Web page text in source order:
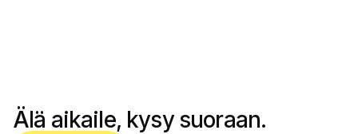
Älä aikaile, kysy suoraan.